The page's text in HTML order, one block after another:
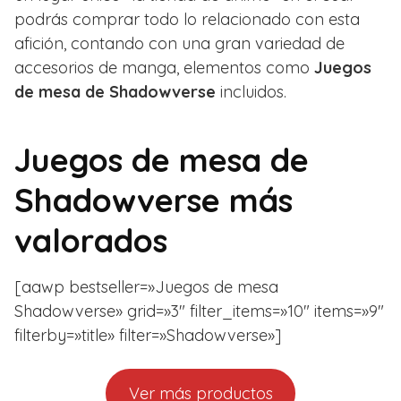
podrás comprar todo lo relacionado con esta
afición, contando con una gran variedad de
accesorios de manga, elementos como Juegos
de mesa de Shadowverse incluidos.
Juegos de mesa de
Shadowverse más
valorados
[aawp bestseller=»Juegos de mesa
Shadowverse» grid=»3″ filter_items=»10″ items=»9″
filterby=»title» filter=»Shadowverse»]
Ver más productos